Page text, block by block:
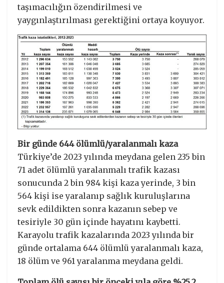
taşımacılığın özendirilmesi ve
yaygınlaştırılması gerektiğini ortaya koyuyor.
Bir günde 644 ölümlü/yaralanmalı kaza
Türkiye’de 2023 yılında meydana gelen 235 bin
71 adet ölümlü yaralanmalı trafik kazası
sonucunda 2 bin 984 kişi kaza yerinde, 3 bin
564 kişi ise yaralanıp sağlık kuruluşlarına
sevk edildikten sonra kazanın sebep ve
tesiriyle 30 gün içinde hayatını kaybetti.
Karayolu trafik kazalarında 2023 yılında bir
günde ortalama 644 ölümlü yaralanmalı kaza,
18 ölüm ve 961 yaralanma meydana geldi.